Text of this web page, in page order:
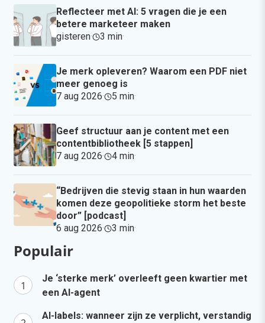
Reflecteer met AI: 5 vragen die je een
betere marketeer maken
gisteren· 3 min·
Je merk opleveren? Waarom een PDF niet
meer genoeg is
7 aug 2026· 5 min·
Geef structuur aan je content met een
contentbibliotheek [5 stappen]
7 aug 2026· 4 min·
“Bedrijven die stevig staan in hun waarden
komen deze geopolitieke storm het beste
door” [podcast]
6 aug 2026· 3 min·
Populair
Je ‘sterke merk’ overleeft geen kwartier met
een AI-agent
AI-labels: wanneer zijn ze verplicht, verstandig